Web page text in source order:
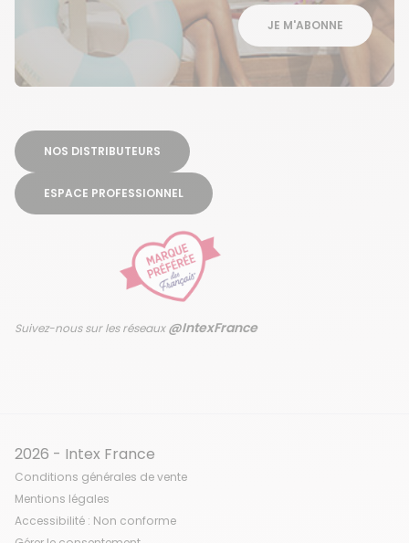
JE M'ABONNE
NOS DISTRIBUTEURS
ESPACE PROFESSIONNEL
Suivez-nous sur les réseaux@IntexFrance
2026 - Intex France
Conditions générales de vente
Mentions légales
Accessibilité : Non conforme